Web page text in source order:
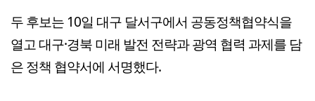
두 후보는 10일 대구 달서구에서 공동정책협약식을
열고 대구·경북 미래 발전 전략과 광역 협력 과제를 담
은 정책 협약서에 서명했다.